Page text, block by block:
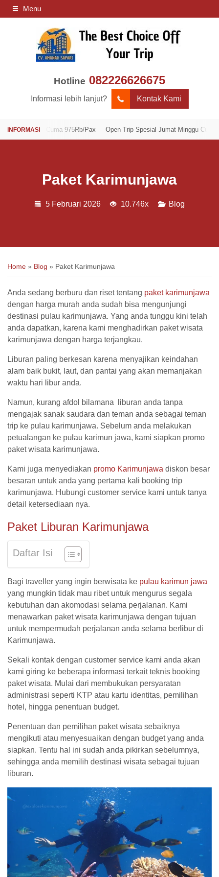
Menu
Hotline 082226626675
Informasi lebih lanjut? Kontak Kami
Cuma 975Rb/Pax Open Trip Spesial Jumat-Minggu Cuma 975Rb/
Paket Karimunjawa
5 Februari 2026 10.746x Blog
Home » Blog » Paket Karimunjawa
Anda sedang berburu dan riset tentang paket karimunjawa
dengan harga murah anda sudah bisa mengunjungi
destinasi pulau karimunjawa. Yang anda tunggu kini telah
anda dapatkan, karena kami menghadirkan paket wisata
karimunjawa dengan harga terjangkau.
Liburan paling berkesan karena menyajikan keindahan
alam baik bukit, laut, dan pantai yang akan memanjakan
waktu hari libur anda.
Namun, kurang afdol bilamana liburan anda tanpa
mengajak sanak saudara dan teman anda sebagai teman
trip ke pulau karimunjawa. Sebelum anda melakukan
petualangan ke pulau karimun jawa, kami siapkan promo
paket wisata karimunjawa.
Kami juga menyediakan promo Karimunjawa diskon besar
besaran untuk anda yang pertama kali booking trip
karimunjawa. Hubungi customer service kami untuk tanya
detail ketersediaan nya.
Paket Liburan Karimunjawa
Daftar Isi
Bagi traveller yang ingin berwisata ke pulau karimun jawa
yang mungkin tidak mau ribet untuk mengurus segala
kebutuhan dan akomodasi selama perjalanan. Kami
menawarkan paket wisata karimunjawa dengan tujuan
untuk mempermudah perjalanan anda selama berlibur di
Karimunjawa.
Sekali kontak dengan customer service kami anda akan
kami giring ke beberapa informasi terkait teknis booking
paket wisata. Mulai dari membukukan persyaratan
administrasi seperti KTP atau kartu identitas, pemilihan
hotel, hingga penentuan budget.
Penentuan dan pemilihan paket wisata sebaiknya
mengikuti atau menyesuaikan dengan budget yang anda
siapkan. Tentu hal ini sudah anda pikirkan sebelumnya,
sehingga anda memilih destinasi wisata sebagai tujuan
liburan.